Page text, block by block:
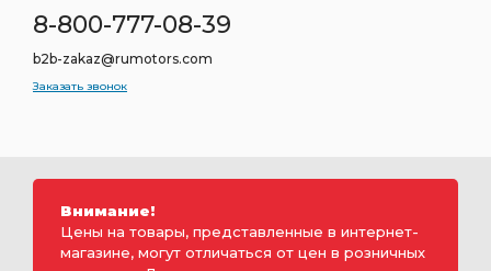
8-800-777-08-39
b2b-zakaz@rumotors.com
Заказать звонок
Внимание!
Цены на товары, представленные в интернет-
магазине, могут отличаться от цен в розничных